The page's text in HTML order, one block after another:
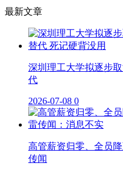
最新文章
深圳理工大学拟逐步
代
2026-07-08 0
高管薪资归零、全员
传闻